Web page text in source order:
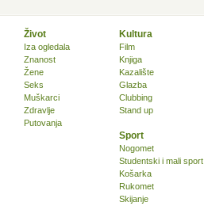
Život
Iza ogledala
Znanost
Žene
Seks
Muškarci
Zdravlje
Putovanja
Kultura
Film
Knjiga
Kazalište
Glazba
Clubbing
Stand up
Sport
Nogomet
Studentski i mali sport
Košarka
Rukomet
Skijanje